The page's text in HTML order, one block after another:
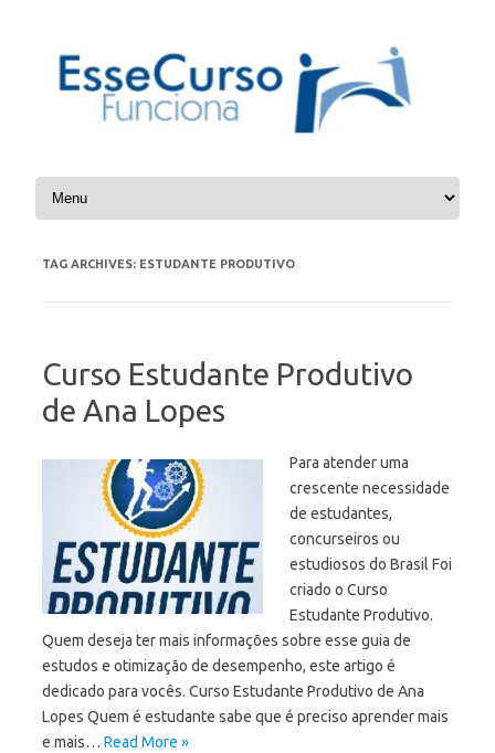
Skip to content
TAG ARCHIVES: ESTUDANTE PRODUTIVO
Curso Estudante Produtivo
de Ana Lopes
Para atender uma
crescente necessidade
de estudantes,
concurseiros ou
estudiosos do Brasil Foi
criado o Curso
Estudante Produtivo.
Quem deseja ter mais informações sobre esse guia de
estudos e otimização de desempenho, este artigo é
dedicado para vocês. Curso Estudante Produtivo de Ana
Lopes Quem é estudante sabe que é preciso aprender mais
e mais… Read More »